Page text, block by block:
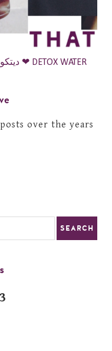
ديتكوس المويا! فوائده! ووصفات لذيذة ❤ DETOX WATER
over the years